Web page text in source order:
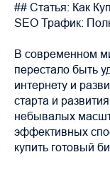
## Статья: Как
SEO Трафик:
В современном
перестало быть
интернету и
старта и
небывалых
эффективных
купить готовый